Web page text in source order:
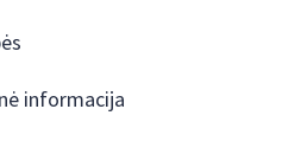
informacija